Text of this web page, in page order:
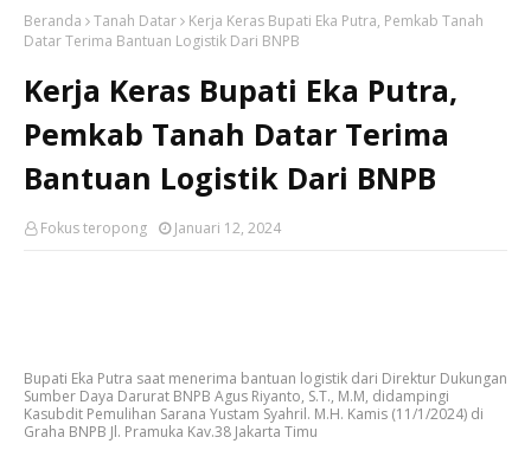
Beranda Tanah Datar
Kerja Keras Bupati Eka Putra, Pemkab Tanah
Datar Terima Bantuan Logistik Dari BNPB
Kerja Keras Bupati Eka Putra,
Pemkab Tanah Datar Terima
Bantuan Logistik Dari BNPB
Fokus teropong Januari 12, 2024
Bupati Eka Putra saat menerima bantuan logistik dari Direktur Dukungan
Sumber Daya Darurat BNPB Agus Riyanto, S.T., M.M, didampingi
Kasubdit Pemulihan Sarana Yustam Syahril. M.H. Kamis (11/1/2024) di
Graha BNPB Jl. Pramuka Kav.38 Jakarta Timu